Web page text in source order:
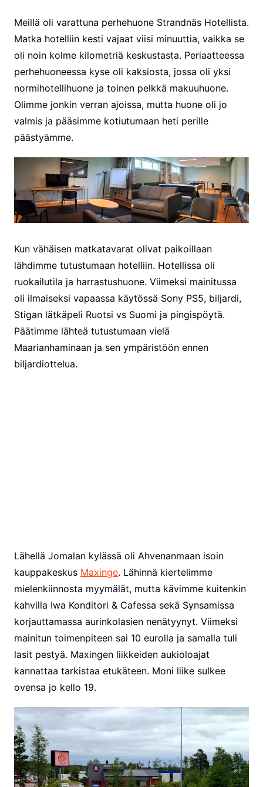
Meillä oli varattuna perhehuone Strandnäs Hotellista.
Matka hotelliin kesti vajaat viisi minuuttia, vaikka se
oli noin kolme kilometriä keskustasta. Periaatteessa
perhehuoneessa kyse oli kaksiosta, jossa oli yksi
normihotellihuone ja toinen pelkkä makuuhuone.
Olimme jonkin verran ajoissa, mutta huone oli jo
valmis ja pääsimme kotiutumaan heti perille
päästyämme.
Kun vähäisen matkatavarat olivat paikoillaan
lähdimme tutustumaan hotelliin. Hotellissa oli
ruokailutila ja harrastushuone. Viimeksi mainitussa
oli ilmaiseksi vapaassa käytössä Sony PS5, biljardi,
Stigan lätkäpeli Ruotsi vs Suomi ja pingispöytä.
Päätimme lähteä tutustumaan vielä
Maarianhaminaan ja sen ympäristöön ennen
biljardiottelua.
Lähellä Jomalan kylässä oli Ahvenanmaan isoin
kauppakeskus Maxinge. Lähinnä kiertelimme
mielenkiinnosta myymälät, mutta kävimme kuitenkin
kahvilla Iwa Konditori & Cafessa sekä Synsamissa
korjauttamassa aurinkolasien nenätyynyt. Viimeksi
mainitun toimenpiteen sai 10 eurolla ja samalla tuli
lasit pestyä. Maxingen liikkeiden aukioloajat
kannattaa tarkistaa etukäteen. Moni liike sulkee
ovensa jo kello 19.